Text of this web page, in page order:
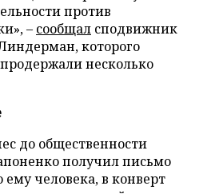
против
– сообщал сподвижник
которого
несколько
до общественности
получил письмо
ему человека, в конверт